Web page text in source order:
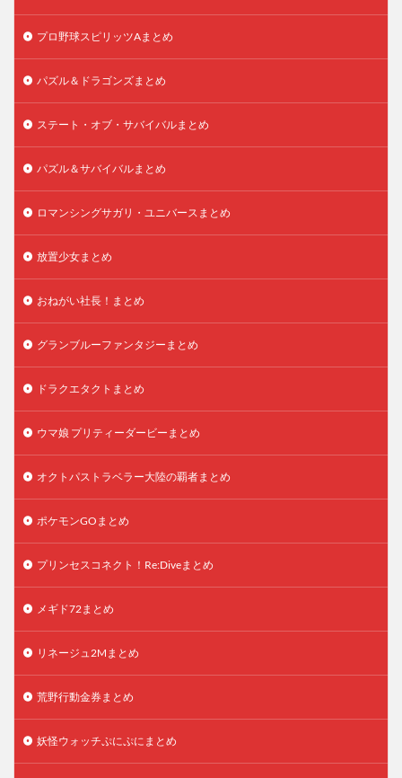
プロ野球スピリッツAまとめ
パズル＆ドラゴンズまとめ
ステート・オブ・サバイバルまとめ
パズル＆サバイバルまとめ
ロマンシングサガリ・ユニバースまとめ
放置少女まとめ
おねがい社長！まとめ
グランブルーファンタジーまとめ
ドラクエタクトまとめ
ウマ娘 プリティーダービーまとめ
オクトパストラベラー大陸の覇者まとめ
ポケモンGOまとめ
プリンセスコネクト！Re:Diveまとめ
メギド72まとめ
リネージュ2Mまとめ
荒野行動金券まとめ
妖怪ウォッチぷにぷにまとめ